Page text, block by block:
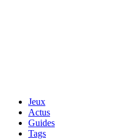
Jeux
Actus
Guides
Tags